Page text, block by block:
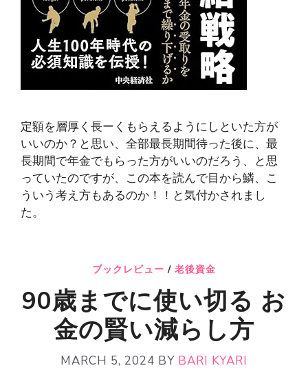
定額を層厚く長ーくもらえるようにしといた方が
いいのか？と思い、全部最長期間待った後に、最
長期間で年金でもらった方がいいのだろう、と思
っていたのですが、この本を読んで目から鱗、こ
ういう考え方もあるのか！！と気付かされまし
た。
ブックレビュー / 老後資金
90歳までに使い切る お
金の賢い減らし方
MARCH 5, 2024 BY BARI KYARI